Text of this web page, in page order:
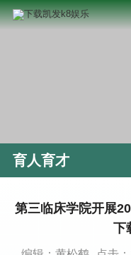
育人育才
第三临床学院开展
下